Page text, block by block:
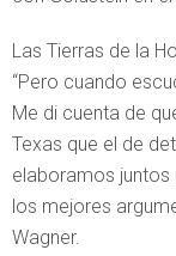
Las Tierras de la
“Pero cuando
Me di cuenta de
Texas que el de
elaboramos juntos
los mejores
Wagner.